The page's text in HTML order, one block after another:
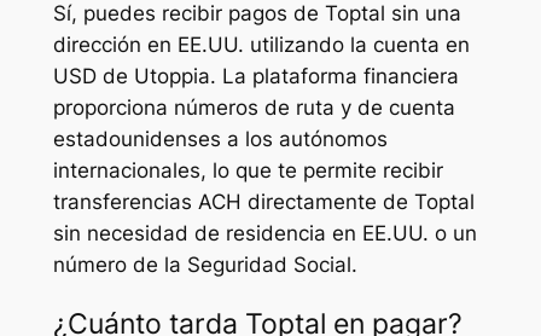
Sí, puedes recibir pagos de Toptal sin una
dirección en EE.UU. utilizando la cuenta en
USD de Utoppia. La plataforma financiera
proporciona números de ruta y de cuenta
estadounidenses a los autónomos
internacionales, lo que te permite recibir
transferencias ACH directamente de Toptal
sin necesidad de residencia en EE.UU. o un
número de la Seguridad Social.
¿Cuánto tarda Toptal en pagar?